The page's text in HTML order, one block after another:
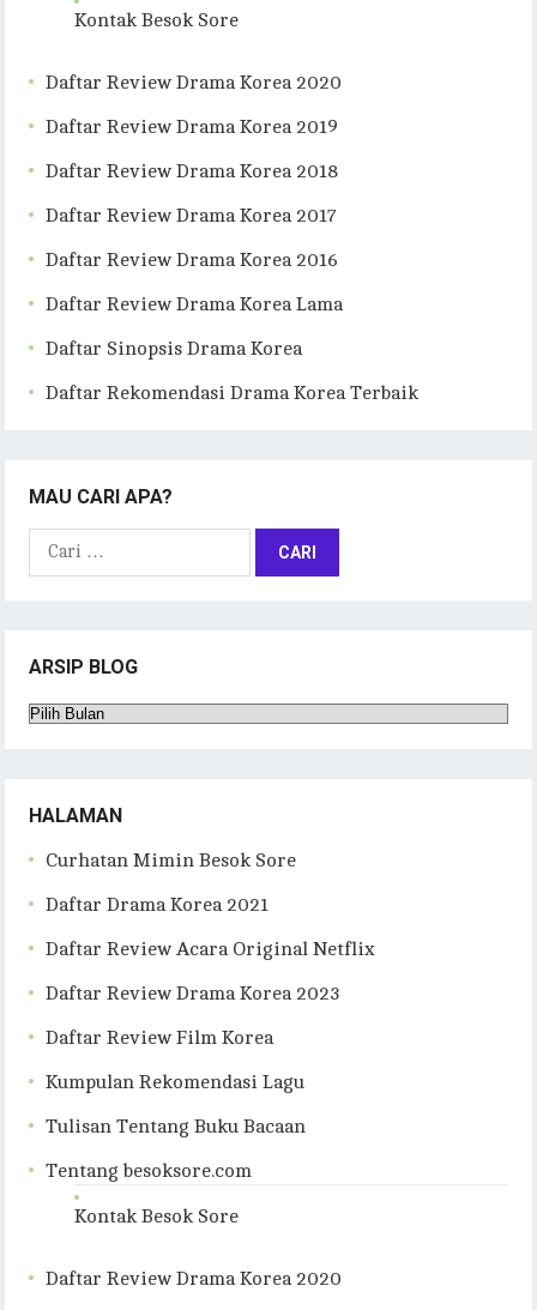
Kontak Besok Sore
Daftar Review Drama Korea 2020
Daftar Review Drama Korea 2019
Daftar Review Drama Korea 2018
Daftar Review Drama Korea 2017
Daftar Review Drama Korea 2016
Daftar Review Drama Korea Lama
Daftar Sinopsis Drama Korea
Daftar Rekomendasi Drama Korea Terbaik
MAU CARI APA?
Cari
ARSIP BLOG
Arsip
HALAMAN
Curhatan Mimin Besok Sore
Daftar Drama Korea 2021
Daftar Review Acara Original Netflix
Daftar Review Drama Korea 2023
Daftar Review Film Korea
Kumpulan Rekomendasi Lagu
Tulisan Tentang Buku Bacaan
Tentang besoksore.com
Kontak Besok Sore
Daftar Review Drama Korea 2020